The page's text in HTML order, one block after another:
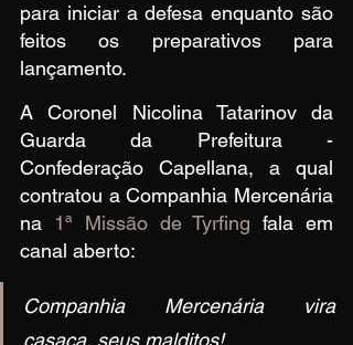
para iniciar a defesa enquanto são
feitos os preparativos para
lançamento.
A Coronel Nicolina Tatarinov da
Guarda da Prefeitura -
Confederação Capellana, a qual
contratou a Companhia Mercenária
na 1ª Missão de Tyrfing fala em
canal aberto:
Companhia Mercenária vira